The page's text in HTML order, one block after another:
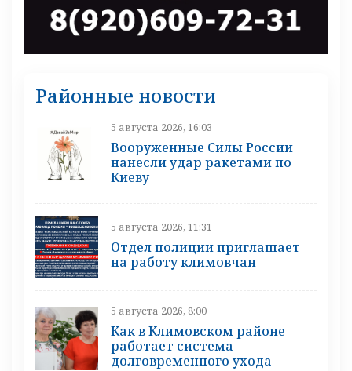
Районные новости
5 августа 2026, 16:03
Вооруженные Силы России
нанесли удар ракетами по
Киеву
5 августа 2026, 11:31
Отдел полиции приглашает
на работу климовчан
5 августа 2026, 8:00
Как в Климовском районе
работает система
долговременного ухода